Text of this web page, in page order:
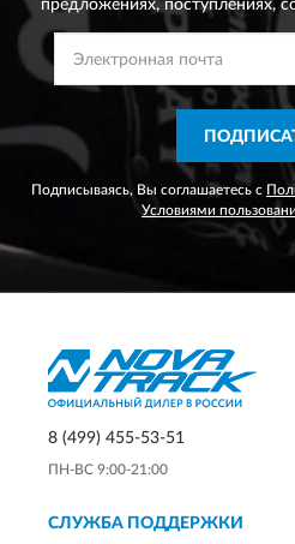
предложениях,поступлениях,
Подписываясь, Вы соглашаетесь с
Условиями
8 (499) 455-53-51
ПН-ВС 9:00-21:00
СЛУЖБА ПОДДЕРЖКИ